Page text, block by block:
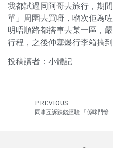
我都試過同阿哥去旅行，期
單」周圍去買嘢，嗰次佢為
明唔順路都搭車去某一區，
行程，之後仲塞爆行李箱搞
投稿讀者：小體記
PREVIOUS